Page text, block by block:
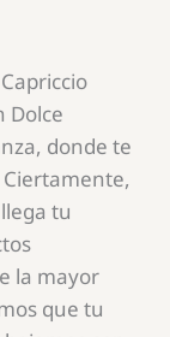
Dolce
donde te
tu
la mayor
que tu